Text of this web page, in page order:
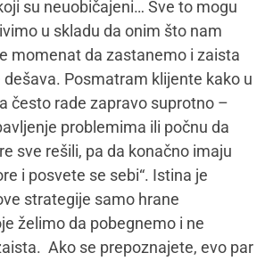
sebi ova tri pitanja – šta
ja mislim o ovome i šta ja želim u
sam da će vam pomoći da
prostor za granice i nađete
li se zajednički treba strateški
roditelja?
Mi ulazimo u odnose sa